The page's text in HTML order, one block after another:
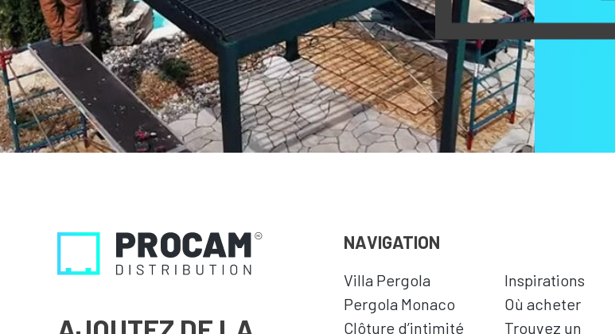
NAVIGATION
Villa Pergola
Pergola Monaco
Clôture d’intimité
Inspirations
Où acheter
Trouvez un